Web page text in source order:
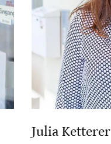
Julia Ketterer